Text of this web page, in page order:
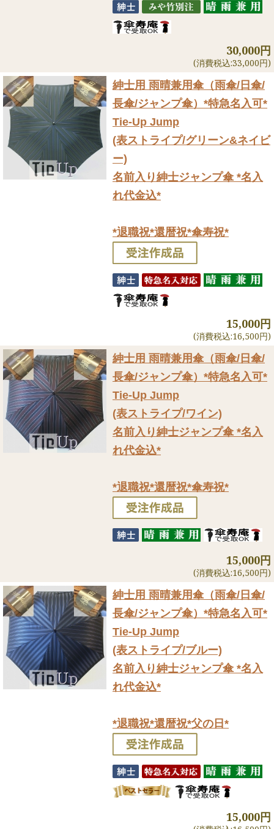
30,000円
(消費税込:33,000円)
紳士用 雨晴兼用傘（雨傘/日傘/
長傘/ジャンプ傘） *特急名入可*
Tie-Up Jump
(表ストライプ/グリーン&ネイビ
ー)
名前入り紳士ジャンプ傘 *名入
れ代金込*
*退職祝*還暦祝*傘寿祝*
15,000円
(消費税込:16,500円)
紳士用 雨晴兼用傘（雨傘/日傘/
長傘/ジャンプ傘） *特急名入可*
Tie-Up Jump
(表ストライプ/ワイン)
名前入り紳士ジャンプ傘 *名入
れ代金込*
*退職祝*還暦祝*傘寿祝*
15,000円
(消費税込:16,500円)
紳士用 雨晴兼用傘（雨傘/日傘/
長傘/ジャンプ傘） *特急名入可*
Tie-Up Jump
(表ストライプ/ブルー)
名前入り紳士ジャンプ傘 *名入
れ代金込*
*退職祝*還暦祝*父の日*
15,000円